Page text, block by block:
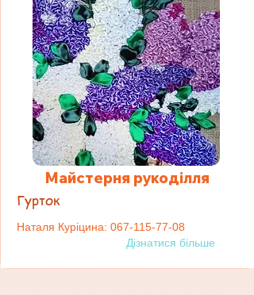
Майстерня рукоділля
Гурток
Наталя Куріцина: 067-115-77-08
Дізнатися більше